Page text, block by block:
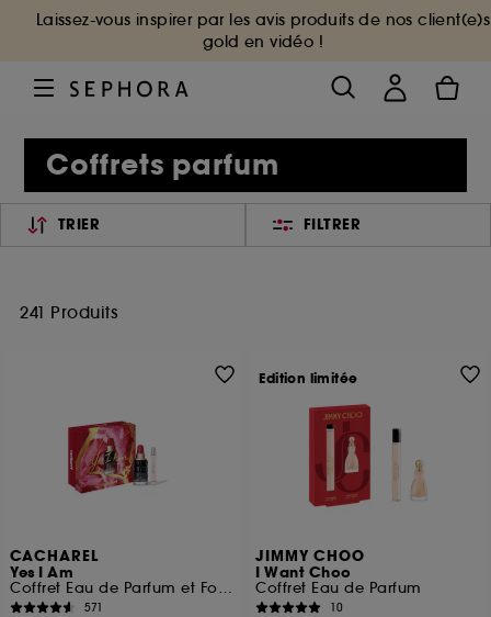
Laissez-vous inspirer par les avis produits de nos client(e)s
gold en vidéo !
Coffrets parfum
TRIER FILTRER
241 Produits
CACHAREL
Yes I Am
Coffret Eau de Parfum et Format Voyage
571
JIMMY CHOO
I Want Choo
Coffret Eau de Parfum
10
Edition limitée